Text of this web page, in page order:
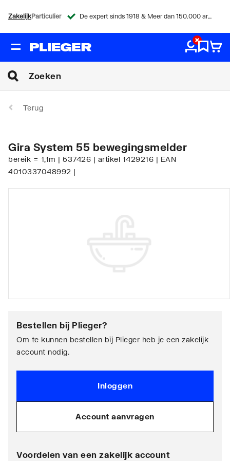
ZakelijkParticulier De expert sinds 1918 & Meer dan 150.000 artikelen
Terug
Gira System 55 bewegingsmelder
bereik = 1,1m | 537426 | artikel 1429216 | EAN
4010337048992 |
Bestellen bij Plieger?
Om te kunnen bestellen bij Plieger heb je een zakelijk
account nodig.
Inloggen
Account aanvragen
Voordelen van een zakelijk account